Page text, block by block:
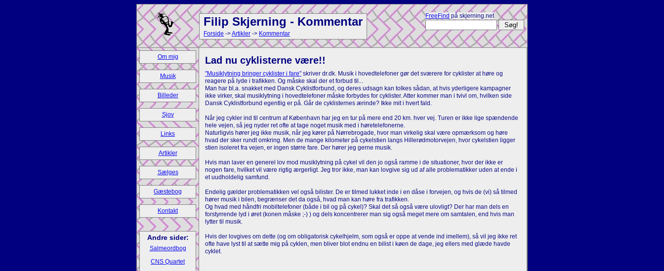
Filip Skjerning - Kommentar
Forside ->Artikler -> Kommentar
FreeFind på skjerning.net
Om mig
Musik
Billeder
Sjov
Links
Artikler
Sælges
Gæstebog
Kontakt
Andre sider:
Salmeordbog
CNS Quartet
Lad nu cyklisterne være!!
"Musiklytning bringer cyklister i fare" skriver dr.dk. Musik i hovedtelefoner gør det sværere for cyklister at høre og
reagere på lyde i trafikken. Og måske skal der et forbud til...
Man har bl.a. snakket med Dansk Cyklistforbund, og deres udsagn kan tolkes sådan, at hvis yderligere kampagner
ikke virker, skal musiklytning i hovedtelefoner måske forbydes for cyklister. Atter kommer man i tvivl om, hvilken side
Dansk Cyklistforbund egentlig er på. Går de cyklisternes ærinde? Ikke mit i hvert fald.
Når jeg cykler ind til centrum af København har jeg en tur på mere end 20 km. hver vej. Turen er ikke lige spændende
hele vejen, så jeg nyder ret ofte at tage noget musik med i høretelefonerne.
Naturligvis hører jeg ikke musik, når jeg kører på Nørrebrogade, hvor man virkelig skal være opmærksom og høre
hvad der sker rundt omkring. Men de mange kilometer på cykelstien langs Hillerødmotorvejen, hvor cykelstien ligger
stien isoleret fra vejen, er ingen større fare. Der hører jeg gerne musik.
Hvis man laver en generel lov mod musiklytning på cykel vil den jo også ramme i de situationer, hvor der ikke er
nogen fare, hvilket vil være rigtig ærgerligt. Jeg tror ikke, man kan lovgive sig ud af alle problematikker uden at ende i
et uudholdelig samfund.
Endelig gælder problematikken vel også bilister. De er tilmed lukket inde i en dåse i forvejen, og hvis de (vi) så tilmed
hører musik i bilen, begrænser det da også, hvad man kan høre fra trafikken.
Og hvad med håndfri mobiltelefoner (både i bil og på cykel)? Skal det så også være ulovligt? Der har man dels en
forstyrrende lyd i øret (konen måske ;-) ) og dels koncentrerer man sig også meget mere om samtalen, end hvis man
lytter til musik.
Hvis der lovgives om dette (og om obligatorisk cykelhjelm, som også er oppe at vende ind imellem), så vil jeg ikke ret
ofte have lyst til at sætte mig på cyklen, men bliver blot endnu en bilist i køen de dage, jeg ellers med glæde havde
cyklet.